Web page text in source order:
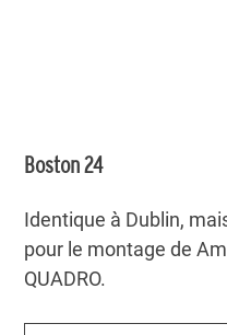
Boston 24
Identique à Dublin,
pour le montage de
QUADRO.